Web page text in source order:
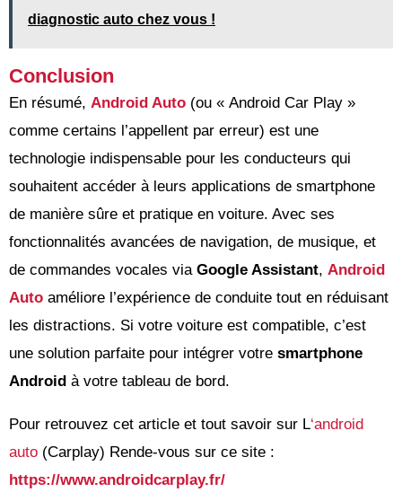
diagnostic auto chez vous !
Conclusion
En résumé, Android Auto (ou « Android Car Play »
comme certains l’appellent par erreur) est une
technologie indispensable pour les conducteurs qui
souhaitent accéder à leurs applications de smartphone
de manière sûre et pratique en voiture. Avec ses
fonctionnalités avancées de navigation, de musique, et
de commandes vocales via Google Assistant, Android
Auto améliore l’expérience de conduite tout en réduisant
les distractions. Si votre voiture est compatible, c’est
une solution parfaite pour intégrer votre smartphone
Android à votre tableau de bord.
Pour retrouvez cet article et tout savoir sur L‘android
auto (Carplay) Rende-vous sur ce site :
https://www.androidcarplay.fr/